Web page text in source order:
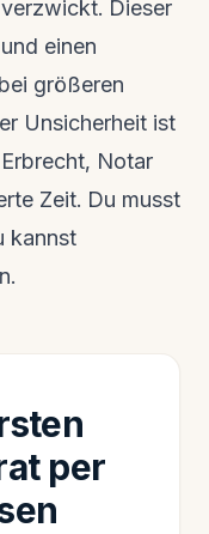
Dieser
einen
größeren
Unsicherheit ist
Notar
Zeit. Du musst
kannst
per